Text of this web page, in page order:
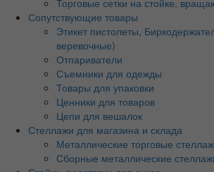
Сопутствующие товары
Этикет пистолеты,
веревочные)
Отпариватели
Съемники для одежды
Товары для упаковки
Ценники для товаров
Цепи для вешалок
Стеллажи для магазина и склада
Металлические торговые
Сборные металлические